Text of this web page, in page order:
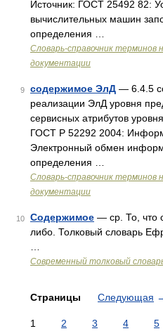
Источник: ГОСТ 25492 82:
вычислительных машин
определения …
Словарь-справочник терминов
документации
9 содержимое ЭлД — 6.4.5
реализации ЭлД уровня
сервисных атрибутов
ГОСТ Р 52292 2004:
Электронный обмен
определения …
Словарь-справочник терминов
документации
10 Содержимое — ср. То, что
либо. Толковый словарь
Современный толковый
Страницы Следующая
1 2 3 4 5